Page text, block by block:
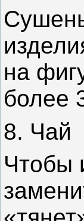
на
более
8. Чай
Чтобы